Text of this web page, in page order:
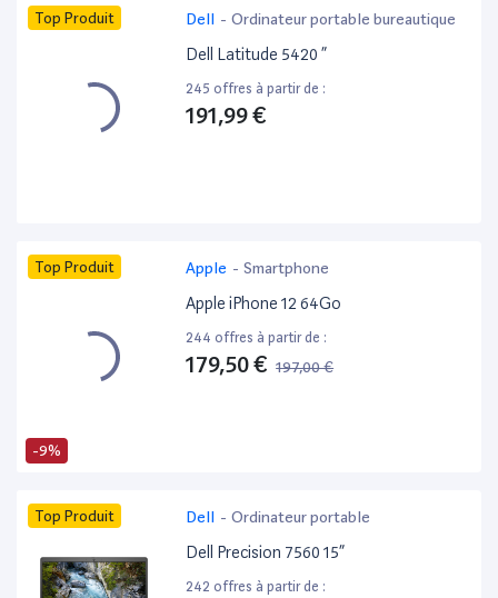
Top Produit Dell - Ordinateur portable bureautique
Dell Latitude 5420 ”
245 offres à partir de :
191,99 €
-9%
Top Produit Apple - Smartphone
Apple iPhone 12 64Go
244 offres à partir de :
179,50 € 197,00 €
Top Produit Dell - Ordinateur portable
Dell Precision 7560 15”
242 offres à partir de :